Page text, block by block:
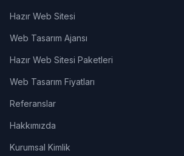
Hazır Web Sitesi
Web Tasarım Ajansı
Hazır Web Sitesi Paketleri
Web Tasarım Fiyatları
Referanslar
Hakkımızda
Kurumsal Kimlik